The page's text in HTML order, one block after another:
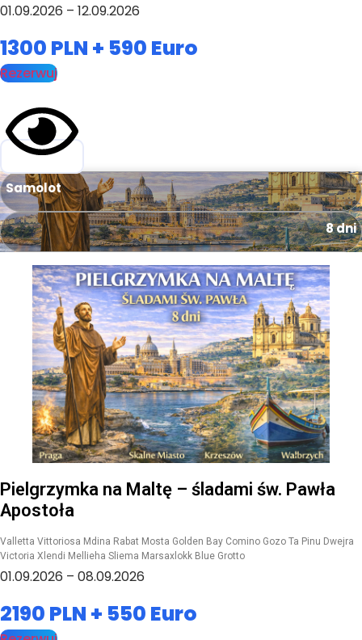
01.09.2026 – 12.09.2026
1300 PLN + 590 Euro
Rezerwuj
Samolot
8 dni
Pielgrzymka na Maltę – śladami św. Pawła
Apostoła
Valletta Vittoriosa Mdina Rabat Mosta Golden Bay Comino Gozo Ta Pinu Dwejra
Victoria Xlendi Mellieha Sliema Marsaxlokk Blue Grotto
01.09.2026 – 08.09.2026
2190 PLN + 550 Euro